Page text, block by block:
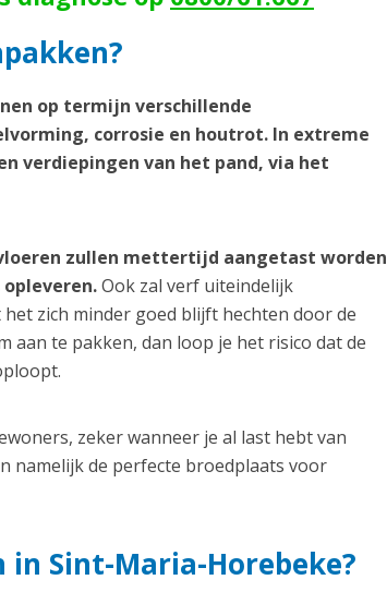
op termijn verschillende
corrosie en houtrot. In extreme
verdiepingen van het pand, via het
zullen mettertijd aangetast worden
Ook zal verf uiteindelijk
zich minder goed blijft hechten door de
aan te pakken, dan loop je het risico dat de
zeker wanneer je al last hebt van
namelijk de perfecte broedplaats voor
Sint-Maria-Horebeke?